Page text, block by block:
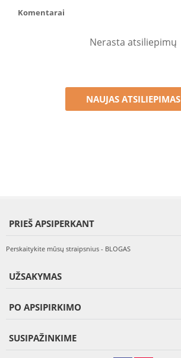
Komentarai
Nerasta atsiliepimų
NAUJAS ATSILIEPIMAS
PRIEŠ APSIPERKANT
Perskaitykite mūsų straipsnius - BLOGAS
UŽSAKYMAS
PO APSIPIRKIMO
SUSIPAŽINKIME